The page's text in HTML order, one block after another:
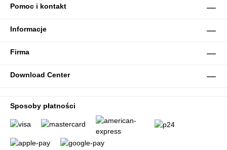
Pomoc i kontakt
Informacje
Firma
Download Center
Sposoby płatności